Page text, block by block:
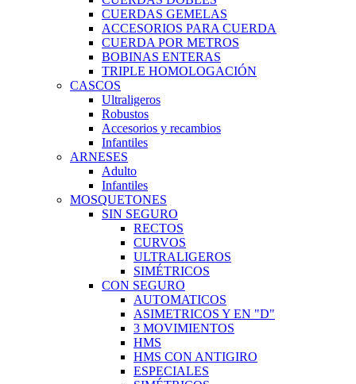
CUERDAS GEMELAS
ACCESORIOS PARA CUERDA
CUERDA POR METROS
BOBINAS ENTERAS
TRIPLE HOMOLOGACIÓN
CASCOS
Ultraligeros
Robustos
Accesorios y recambios
Infantiles
ARNESES
Adulto
Infantiles
MOSQUETONES
SIN SEGURO
RECTOS
CURVOS
ULTRALIGEROS
SIMÉTRICOS
CON SEGURO
AUTOMATICOS
ASIMETRICOS Y EN "D"
3 MOVIMIENTOS
HMS
HMS CON ANTIGIRO
ESPECIALES